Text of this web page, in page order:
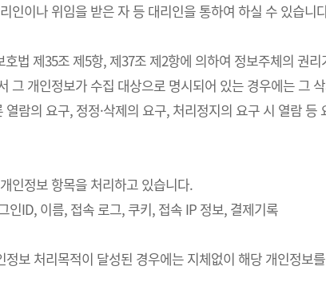
이나 위임을 받은 자 등 대리인을 통하여 하실 수 있습니
법 제35조 제5항, 제37조 제2항에 의하여 정보주체의 권
개인정보가 수집 대상으로 명시되어 있는 경우에는 그
람의 요구, 정정·삭제의 요구, 처리정지의 요구 시 열람
인정보 항목을 처리하고 있습니다.
ID, 이름, 접속 로그, 쿠키, 접속 IP 정보, 결제기록
보 처리목적이 달성된 경우에는 지체없이 해당 개인정보